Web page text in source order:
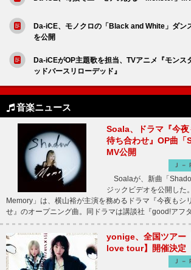
Da-iCE、モノクロの「Black and White」ダン
を公開
Da-iCEがOP主題歌を担当、TVアニメ『モン
ッドバースリローデッド』
音楽ニュース
Soala、ドラマ『今
待ち合わせ』OP曲「
MV公開
Ｊ－
Soalaが、新曲「
ジックビデオを公開し
Memory」は、横山裕が主演を務めるドラマ『今夜もシ
せ』のオープニング曲。同ドラマは講談社『good!アフ
yonige、全国ツア
love tour】開催決定
Ｊ－